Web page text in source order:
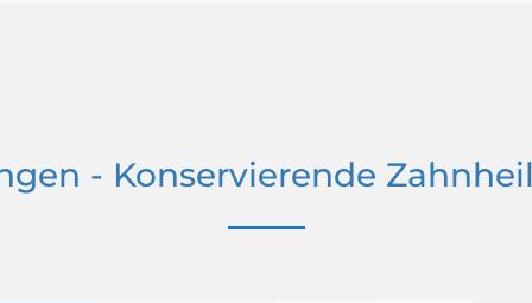
- Konservierende